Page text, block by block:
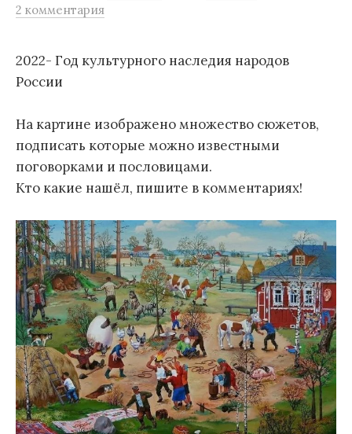
2 комментария
2022- Год культурного наследия народов
России
На картине изображено множество сюжетов,
подписать которые можно известными
поговорками и пословицами.
Кто какие нашёл, пишите в комментариях!